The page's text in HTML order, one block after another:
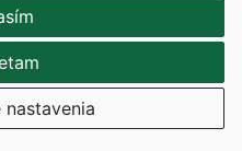
výdavky
v rámci nasledujúcich